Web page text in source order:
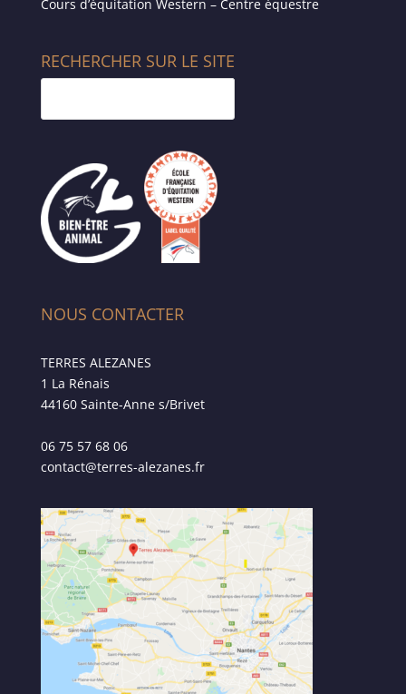
Cours d’équitation Western – Centre équestre
RECHERCHER SUR LE SITE
NOUS CONTACTER
TERRES ALEZANES
1 La Rénais
44160 Sainte-Anne s/Brivet
06 75 57 68 06
contact@terres-alezanes.fr